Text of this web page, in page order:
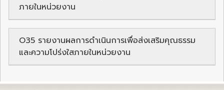
ภายในหน่วยงาน
O35 รายงานผลการดำเนินการเพื่อส่งเสริมคุณธรรม
และความโปร่งใสภายในหน่วยงาน